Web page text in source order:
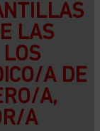
LAS
A DE
A,
A